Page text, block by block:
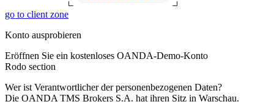
go to client zone
Konto ausprobieren
Eröffnen Sie ein kostenloses OANDA-Demo-Konto
Rodo section
Wer ist Verantwortlicher der personenbezogenen Daten?
Die OANDA TMS Brokers S.A. hat ihren Sitz in Warschau.